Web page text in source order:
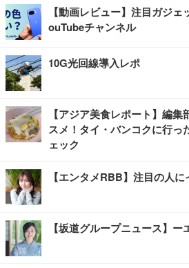
【動画レビュー】注目ガジ
ouTubeチャンネル
10G光回線導入レポ
【アジア美食レポート】編
スメ！タイ・バンコクに行っ
ェック
【エンタメRBB】注目の人
【坂道グループニュース】